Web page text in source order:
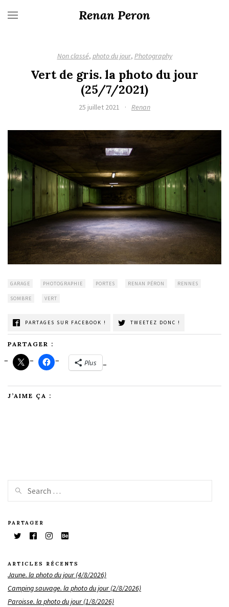
Renan Peron
Non classé, photo du jour, Photography
Vert de gris. la photo du jour
(25/7/2021)
25 juillet 2021 · Renan
GARAGE PHOTOGRAPHIE PORTES RENAN PÉRON RENNES
SOMBRE VERT
PARTAGES SUR FACEBOOK ! TWEETEZ DONC !
PARTAGER :
Plus
J’AIME ÇA :
PARTAGER
ARTICLES RÉCENTS
Jaune. la photo du jour (4/8/2026)
Camping sauvage. la photo du jour (2/8/2026)
Paroisse. la photo du jour (1/8/2026)